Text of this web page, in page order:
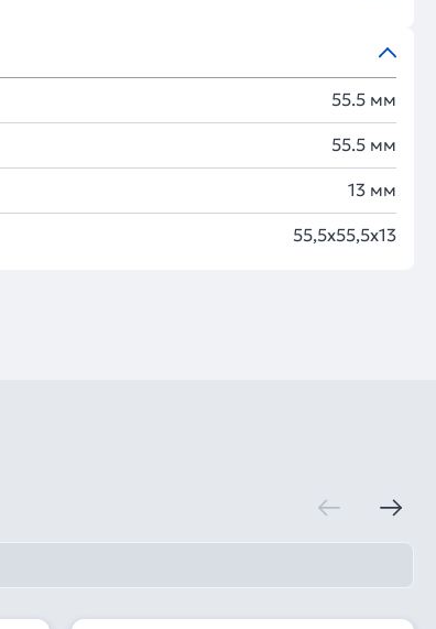
55.5 мм
55.5 мм
13 мм
55,5х55,5х13